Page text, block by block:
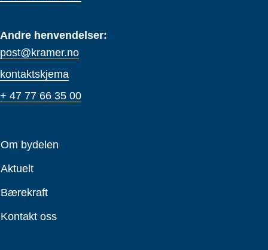
Andre henvendelser:
post@kramer.no
kontaktskjema
+ 47 77 66 35 00
Om bydelen
Aktuelt
Bærekraft
Kontakt oss